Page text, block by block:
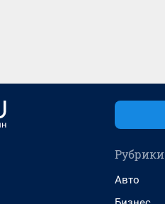
Рубрики
Авто